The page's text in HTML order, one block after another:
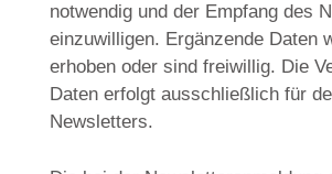
notwendig und der Empfang des
einzuwilligen. Ergänzende Daten
erhoben oder sind freiwillig. Die
Daten erfolgt ausschließlich für
Newsletters.